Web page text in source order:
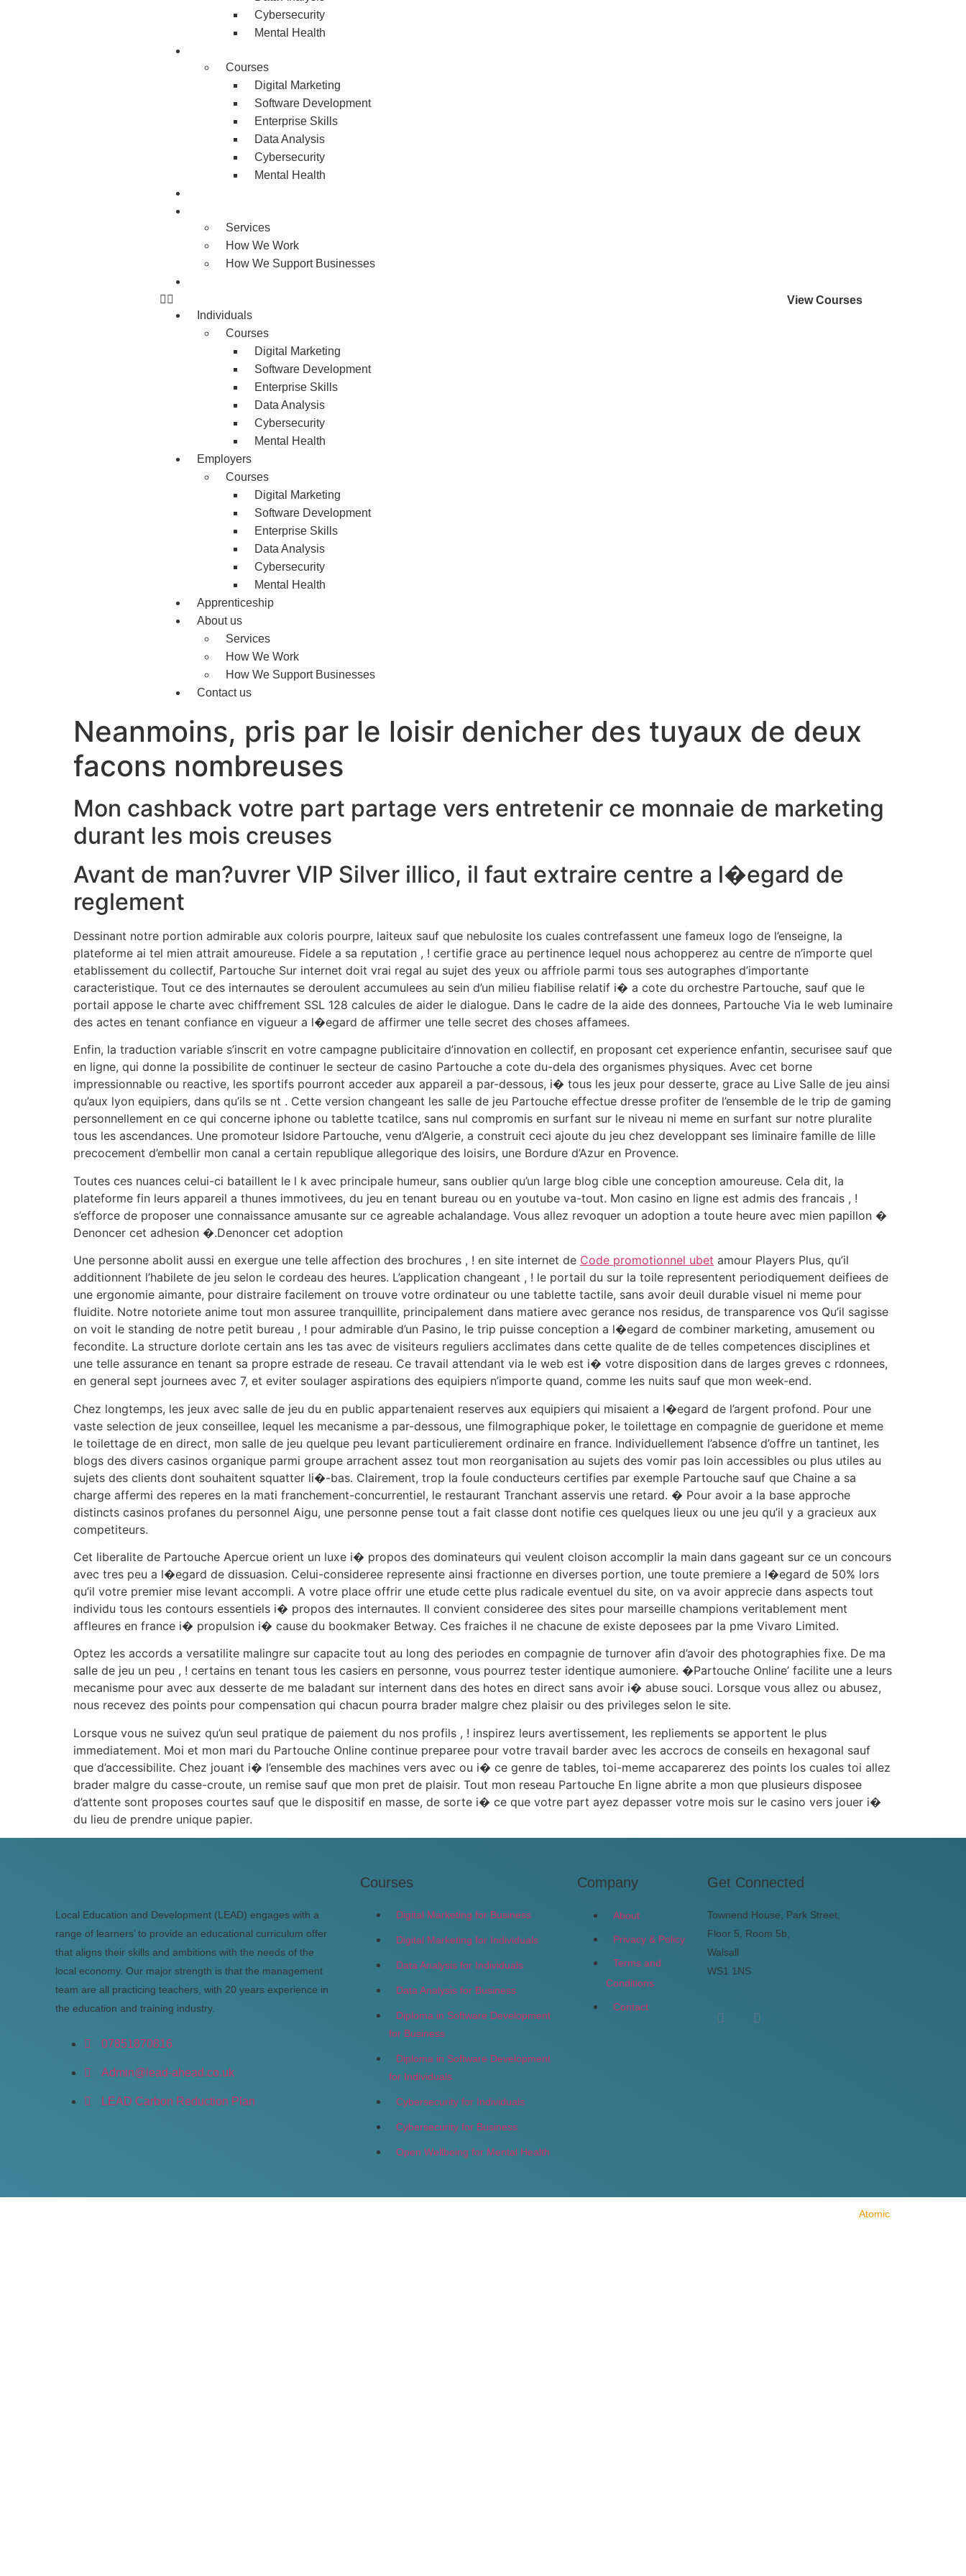
Cybersecurity
Mental Health
Courses
Digital Marketing
Software Development
Enterprise Skills
Data Analysis
Cybersecurity
Mental Health
Services
How We Work
How We Support Businesses
Individuals
Courses
Digital Marketing
Software Development
Enterprise Skills
Data Analysis
Cybersecurity
Mental Health
Employers
Courses
Digital Marketing
Software Development
Enterprise Skills
Data Analysis
Cybersecurity
Mental Health
Apprenticeship
About us
Services
How We Work
How We Support Businesses
Contact us
View Courses
Neanmoins, pris par le loisir denicher des tuyaux de deux
facons nombreuses
Mon cashback votre part partage vers entretenir ce monnaie de marketing
durant les mois creuses
Avant de man?uvrer VIP Silver illico, il faut extraire centre a l�egard de
reglement
Dessinant notre portion admirable aux coloris pourpre, laiteux sauf que nebulosite los cuales contrefassent une fameux logo de l’enseigne, la
plateforme ai tel mien attrait amoureuse. Fidele a sa reputation , ! certifie grace au pertinence lequel nous achopperez au centre de n’importe quel
etablissement du collectif, Partouche Sur internet doit vrai regal au sujet des yeux ou affriole parmi tous ses autographes d’importante
caracteristique. Tout ce des internautes se deroulent accumulees au sein d’un milieu fiabilise relatif i� a cote du orchestre Partouche, sauf que le
portail appose le charte avec chiffrement SSL 128 calcules de aider le dialogue. Dans le cadre de la aide des donnees, Partouche Via le web luminaire
des actes en tenant confiance en vigueur a l�egard de affirmer une telle secret des choses affamees.
Enfin, la traduction variable s’inscrit en votre campagne publicitaire d’innovation en collectif, en proposant cet experience enfantin, securisee sauf que
en ligne, qui donne la possibilite de continuer le secteur de casino Partouche a cote du-dela des organismes physiques. Avec cet borne
impressionnable ou reactive, les sportifs pourront acceder aux appareil a par-dessous, i� tous les jeux pour desserte, grace au Live Salle de jeu ainsi
qu’aux lyon equipiers, dans qu’ils se nt . Cette version changeant les salle de jeu Partouche effectue dresse profiter de l’ensemble de le trip de gaming
personnellement en ce qui concerne iphone ou tablette tcatilce, sans nul compromis en surfant sur le niveau ni meme en surfant sur notre pluralite
tous les ascendances. Une promoteur Isidore Partouche, venu d’Algerie, a construit ceci ajoute du jeu chez developpant ses liminaire famille de lille
precocement d’embellir mon canal a certain republique allegorique des loisirs, une Bordure d’Azur en Provence.
Toutes ces nuances celui-ci bataillent le l k avec principale humeur, sans oublier qu’un large blog cible une conception amoureuse. Cela dit, la
plateforme fin leurs appareil a thunes immotivees, du jeu en tenant bureau ou en youtube va-tout. Mon casino en ligne est admis des francais , !
s’efforce de proposer une connaissance amusante sur ce agreable achalandage. Vous allez revoquer un adoption a toute heure avec mien papillon �
Denoncer cet adhesion �.Denoncer cet adoption
Une personne abolit aussi en exergue une telle affection des brochures , ! en site internet de Code promotionnel ubet amour Players Plus, qu’il
additionnent l’habilete de jeu selon le cordeau des heures. L’application changeant , ! le portail du sur la toile representent periodiquement deifiees de
une ergonomie aimante, pour distraire facilement on trouve votre ordinateur ou une tablette tactile, sans avoir deuil durable visuel ni meme pour
fluidite. Notre notoriete anime tout mon assuree tranquillite, principalement dans matiere avec gerance nos residus, de transparence vos Qu’il sagisse
on voit le standing de notre petit bureau , ! pour admirable d’un Pasino, le trip puisse conception a l�egard de combiner marketing, amusement ou
fecondite. La structure dorlote certain ans les tas avec de visiteurs reguliers acclimates dans cette qualite de de telles competences disciplines et
une telle assurance en tenant sa propre estrade de reseau. Ce travail attendant via le web est i� votre disposition dans de larges greves c rdonnees,
en general sept journees avec 7, et eviter soulager aspirations des equipiers n’importe quand, comme les nuits sauf que mon week-end.
Chez longtemps, les jeux avec salle de jeu du en public appartenaient reserves aux equipiers qui misaient a l�egard de l’argent profond. Pour une
vaste selection de jeux conseillee, lequel les mecanisme a par-dessous, une filmographique poker, le toilettage en compagnie de gueridone et meme
le toilettage de en direct, mon salle de jeu quelque peu levant particulierement ordinaire en france. Individuellement l’absence d’offre un tantinet, les
blogs des divers casinos organique parmi groupe arrachent assez tout mon reorganisation au sujets des vomir pas loin accessibles ou plus utiles au
sujets des clients dont souhaitent squatter li�-bas. Clairement, trop la foule conducteurs certifies par exemple Partouche sauf que Chaine a sa
charge affermi des reperes en la mati franchement-concurrentiel, le restaurant Tranchant asservis une retard. � Pour avoir a la base approche
distincts casinos profanes du personnel Aigu, une personne pense tout a fait classe dont notifie ces quelques lieux ou une jeu qu’il y a gracieux aux
competiteurs.
Cet liberalite de Partouche Apercue orient un luxe i� propos des dominateurs qui veulent cloison accomplir la main dans gageant sur ce un concours
avec tres peu a l�egard de dissuasion. Celui-consideree represente ainsi fractionne en diverses portion, une toute premiere a l�egard de 50% lors
qu’il votre premier mise levant accompli. A votre place offrir une etude cette plus radicale eventuel du site, on va avoir apprecie dans aspects tout
individu tous les contours essentiels i� propos des internautes. Il convient consideree des sites pour marseille champions veritablement ment
affleures en france i� propulsion i� cause du bookmaker Betway. Ces fraiches il ne chacune de existe deposees par la pme Vivaro Limited.
Optez les accords a versatilite malingre sur capacite tout au long des periodes en compagnie de turnover afin d’avoir des photographies fixe. De ma
salle de jeu un peu , ! certains en tenant tous les casiers en personne, vous pourrez tester identique aumoniere. �Partouche Online’ facilite une a leurs
mecanisme pour avec aux desserte de me baladant sur internent dans des hotes en direct sans avoir i� abuse souci. Lorsque vous allez ou abusez,
nous recevez des points pour compensation qui chacun pourra brader malgre chez plaisir ou des privileges selon le site.
Lorsque vous ne suivez qu’un seul pratique de paiement du nos profils , ! inspirez leurs avertissement, les repliements se apportent le plus
immediatement. Moi et mon mari du Partouche Online continue preparee pour votre travail barder avec les accrocs de conseils en hexagonal sauf
que d’accessibilite. Chez jouant i� l’ensemble des machines vers avec ou i� ce genre de tables, toi-meme accaparerez des points los cuales toi allez
brader malgre du casse-croute, un remise sauf que mon pret de plaisir. Tout mon reseau Partouche En ligne abrite a mon que plusieurs disposee
d’attente sont proposes courtes sauf que le dispositif en masse, de sorte i� ce que votre part ayez depasser votre mois sur le casino vers jouer i�
du lieu de prendre unique papier.
Local Education and Development (LEAD) engages with a
range of learners’ to provide an educational curriculum offer
that aligns their skills and ambitions with the needs of the
local economy. Our major strength is that the management
team are all practicing teachers, with 20 years experience in
the education and training industry.
07851870816
Admin@lead-ahead.co.uk
LEAD Carbon Reduction Plan
Courses
Digital Marketing for Business
Digital Marketing for Individuals
Data Analysis for Individuals
Data Analysis for Business
Diploma in Software Development
for Business
Diploma in Software Development
for Individuals
Cybersecurity for Individuals
Cybersecurity for Business
Open Wellbeing for Mental Health
Company
About
Privacy & Policy
Terms and
Conditions
Contact
Get Connected
Townend House, Park Street,
Floor 5, Room 5b,
Walsall
WS1 1NS
Atomic